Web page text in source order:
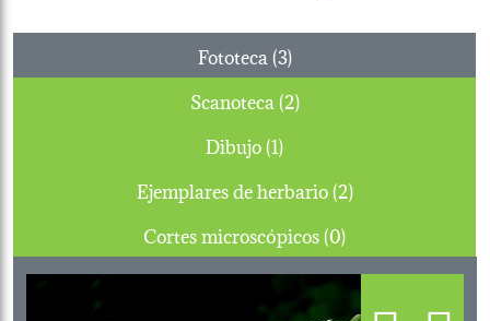
Fototeca (3)
Scanoteca (2)
Dibujo (1)
Ejemplares de herbario (2)
Cortes microscópicos (0)